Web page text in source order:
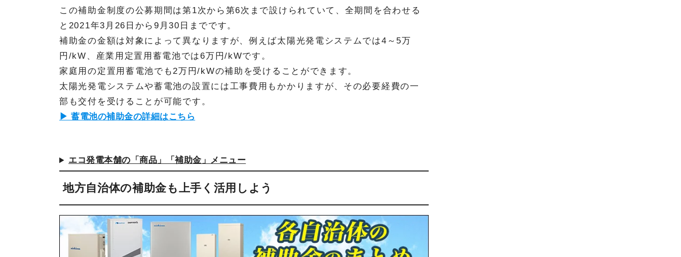
この補助金制度の公募期間は第1次から第6次まで設けられていて、全期間を合わせる
と2021年3月26日から9月30日までです。
補助金の金額は対象によって異なりますが、例えば太陽光発電システムでは4～5万
円/kW、産業用定置用蓄電池では6万円/kWです。
家庭用の定置用蓄電池でも2万円/kWの補助を受けることができます。
太陽光発電システムや蓄電池の設置には工事費用もかかりますが、その必要経費の一
部も交付を受けることが可能です。
▶ 蓄電池の補助金の詳細はこちら
エコ発電本舗の「商品」「補助金」メニュー
地方自治体の補助金も上手く活用しよう